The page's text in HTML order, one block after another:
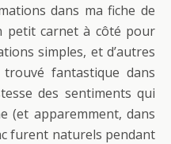
dans ma fiche de
petit carnet à côté pour
simples, et d’autres
trouvé fantastique dans
des sentiments qui
(et apparemment, dans
furent naturels pendant